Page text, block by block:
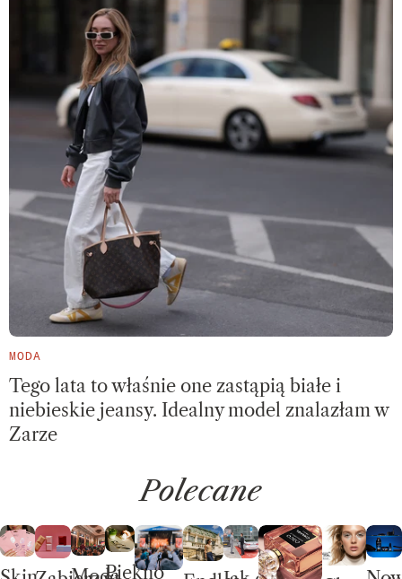
MODA
Tego lata to właśnie one zastąpią białe i
niebieskie jeansy. Idealny model znalazłam w
Zarze
Polecane
Piękno